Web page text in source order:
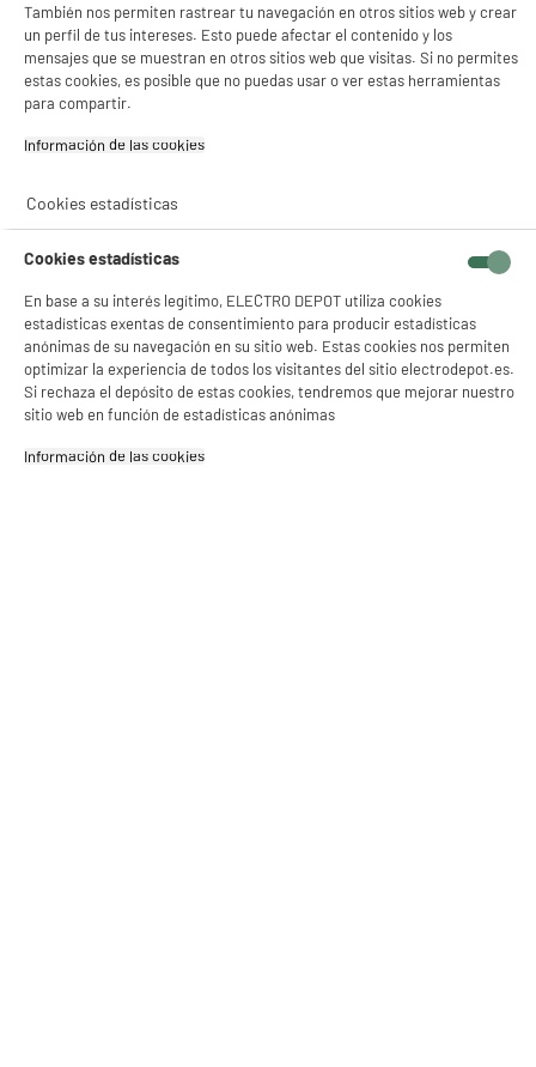
También nos permiten rastrear tu navegación en otros sitios web y crear
un perfil de tus intereses. Esto puede afectar el contenido y los
mensajes que se muestran en otros sitios web que visitas. Si no permites
estas cookies, es posible que no puedas usar o ver estas herramientas
para compartir.
Información de las cookies‎
Cookies estadísticas
Cookies estadísticas
En base a su interés legítimo, ELECTRO DEPOT utiliza cookies
estadísticas exentas de consentimiento para producir estadísticas
anónimas de su navegación en su sitio web. Estas cookies nos permiten
optimizar la experiencia de todos los visitantes del sitio electrodepot.es.
Si rechaza el depósito de estas cookies, tendremos que mejorar nuestro
sitio web en función de estadísticas anónimas
Información de las cookies‎